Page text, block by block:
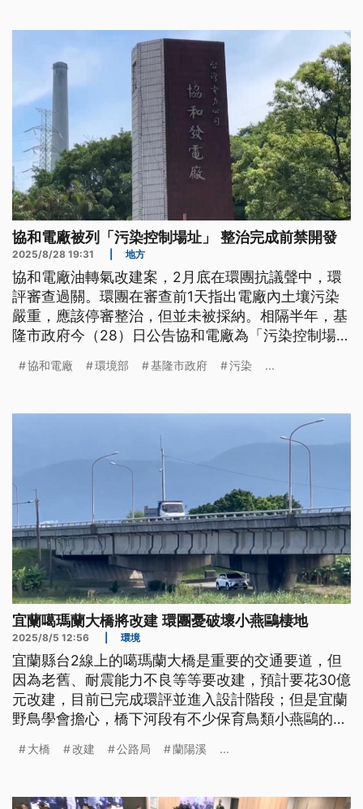
商規劃都更改用中小型建築來替代商辦大廈，加快完
工速度，迅速讓老街改頭換面。
協和電廠被列「污染控制場址」 整治完成前禁開發
2025/8/28 19:31 地方
協和電廠油轉氣改建案，2月底在環團抗議聲中，環
評審查過關。環團在審查前1天指出電廠內土壤污染
嚴重，應該停審整治，但並未被採納。相隔半年，基
隆市政府今（28）日公告協和電廠為「污染控制場
協和電廠 環境部 基隆市政府 污染 ...
宜蘭噶瑪蘭大橋將改建 環團憂破壞小燕鷗棲地
2025/8/5 12:56 環境
宜蘭縣台2線上的噶瑪蘭大橋是重要的交通要道，但
因為老舊、耐震能力不良等等要改建，預計要花30億
元改建，目前已完成環評並進入設計階段；但是宜蘭
野鳥學會擔心，橋下河段有不少保育鳥類小燕鷗的
大橋 改建 公路局 蘭陽溪 ...